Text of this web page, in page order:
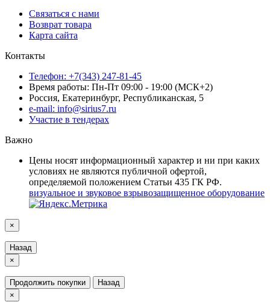
Связаться с нами
Возврат товара
Карта сайта
Контакты
Телефон: +7(343) 247-81-45
Время работы: Пн-Пт 09:00 - 19:00 (МСК+2)
Россия, Екатеринбург, Республиканская, 5
e-mail: info@sirius7.ru
Участие в тендерах
Важно
Цены носят информационный характер и ни при каких
условиях не являются публичной офертой,
определяемой положением Статьи 435 ГК РФ.
визуальное и звуковое взрывозащищенное оборудование
×
Назад
×
Продолжить покупки
Назад
×